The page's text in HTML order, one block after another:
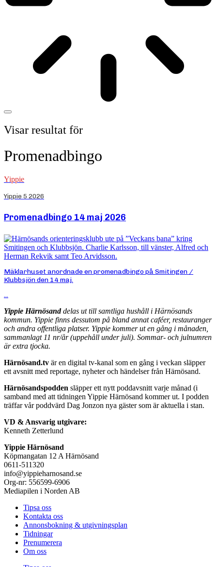
Visar resultat för
Promenadbingo
Yippie
Yippie 5 2026
Promenadbingo 14 maj 2026
Mäklarhuset anordnade en promenadbingo på Smitingen /
Klubbsjön den 14 maj.
...
Yippie Härnösanddelas ut till samtliga hushåll i Härnösands
kommun. Yippie finns dessutom på bland annat caféer, restauranger
och andra offentliga platser. Yippie kommer ut en gång i månaden,
sammanlagt 11 nr/år (uppehåll under juli). Sommar- och julnumren
är extra tjocka.
Härnösand.tv är en digital tv-kanal som en gång i veckan släpper
ett avsnitt med reportage, nyheter och händelser från Härnösand.
Härnösandspodden släpper ett nytt poddavsnitt varje månad (i
samband med att tidningen Yippie Härnösand kommer ut. I podden
träffar vår poddvärd Dag Jonzon nya gäster som är aktuella i stan.
VD & Ansvarig utgivare:
Kenneth Zetterlund
Yippie Härnösand
Köpmangatan 12 A Härnösand
0611-511320
info@yippieharnosand.se
Org-nr: 556599-6906
Mediapilen i Norden AB
Tipsa oss
Kontakta oss
Annonsbokning & utgivningsplan
Tidningar
Prenumerera
Om oss